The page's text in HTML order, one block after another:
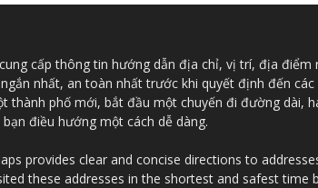
cấp thông tin hướng dẫn địa chỉ, vị trí, địa
nhất, an toàn nhất trước khi quyết định đến
thành phố mới, bắt đầu một chuyến đi đường dài,
điều hướng một cách dễ dàng.
provides clear and concise directions to
these addresses in the shortest and safest